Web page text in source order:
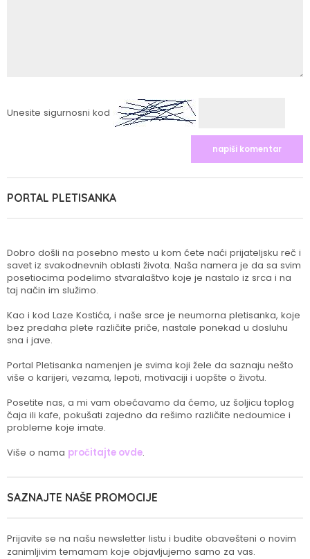
Unesite sigurnosni kod
PORTAL PLETISANKA
Dobro došli na posebno mesto u kom ćete naći prijateljsku reč i
savet iz svakodnevnih oblasti života. Naša namera je da sa svim
posetiocima podelimo stvaralaštvo koje je nastalo iz srca i na
taj način im služimo.
Kao i kod Laze Kostića, i naše srce je neumorna pletisanka, koje
bez predaha plete različite priče, nastale ponekad u dosluhu
sna i jave.
Portal Pletisanka namenjen je svima koji žele da saznaju nešto
više o karijeri, vezama, lepoti, motivaciji i uopšte o životu.
Posetite nas, a mi vam obećavamo da ćemo, uz šoljicu toplog
čaja ili kafe, pokušati zajedno da rešimo različite nedoumice i
probleme koje imate.
Više o nama pročitajte ovde.
SAZNAJTE NAŠE PROMOCIJE
Prijavite se na našu newsletter listu i budite obavešteni o novim
zanimljivim temamam koje objavljujemo samo za vas.